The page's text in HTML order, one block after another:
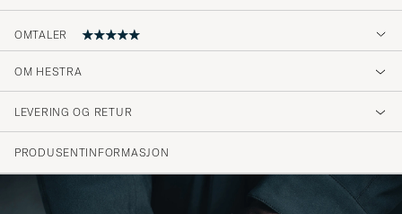
OMTALER
Som bestilt og meget rask levering
ODDBJØRN N
OM HESTRA
LEVERING OG RETUR
PRODUSENTINFORMASJON